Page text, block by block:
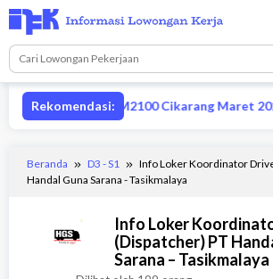
Loncat
ke
konten
Rekomendasi:
produksi MM2100 Cikarang Maret 2026
Beranda D3 - S1
Info Loker Koordinator
Handal Guna Sarana - Tasikmalaya
Info Loker
(Dispatcher) PT
Sarana – Tasikmalaya